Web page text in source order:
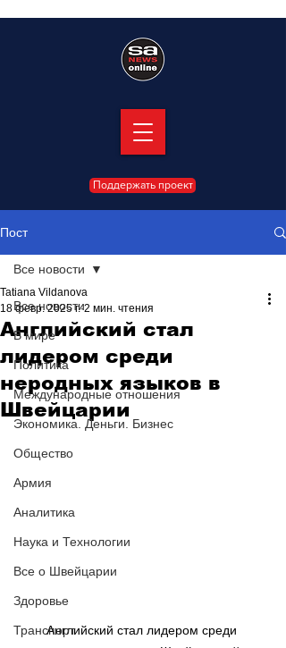
Поддержать проект
Пост
Все новости
В мире
Политика
Международные отношения
Экономика. Деньги. Бизнес
Общество
Армия
Аналитика
Наука и Технологии
Все о Швейцарии
Здоровье
Транспорт
Все новости
Английский стал
лидером среди
неродных языков в
Швейцарии
Tatiana Vildanova
18 февр. 2025 г. 2 мин. чтения
Английский стал лидером среди